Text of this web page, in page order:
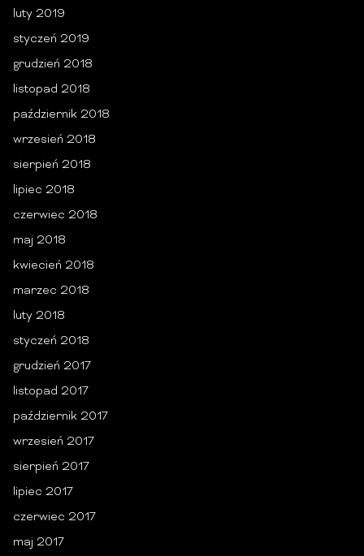
luty 2019
styczeń 2019
grudzień 2018
listopad 2018
październik 2018
wrzesień 2018
sierpień 2018
lipiec 2018
czerwiec 2018
maj 2018
kwiecień 2018
marzec 2018
luty 2018
styczeń 2018
grudzień 2017
listopad 2017
październik 2017
wrzesień 2017
sierpień 2017
lipiec 2017
czerwiec 2017
maj 2017